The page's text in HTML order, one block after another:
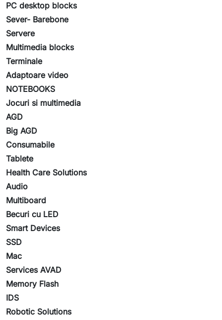
PC desktop blocks
Sever- Barebone
Servere
Multimedia blocks
Terminale
Adaptoare video
NOTEBOOKS
Jocuri si multimedia
AGD
Big AGD
Consumabile
Tablete
Health Care Solutions
Audio
Multiboard
Becuri cu LED
Smart Devices
SSD
Mac
Services AVAD
Memory Flash
IDS
Robotic Solutions